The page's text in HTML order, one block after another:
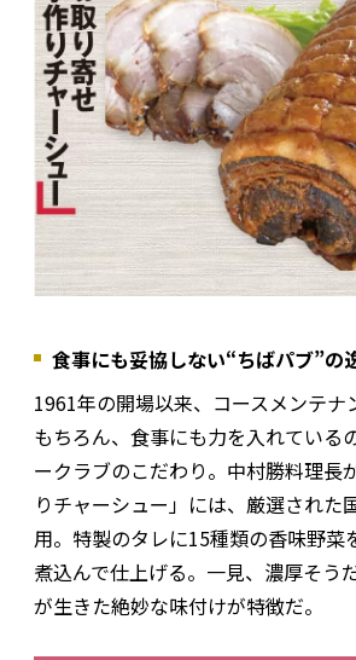
食事にも妥協しない“ちばパブ”の
1961年の開場以来、コースメンテナ
もちろん、食事にも力を入れている
ークラブのこだわり。中村勝料理長
りチャーシュー」には、厳選された
用。特製のタレに15種類の香味野菜
煮込んで仕上げる。一見、濃厚そう
が生きた絶妙な味付けが特徴だ。